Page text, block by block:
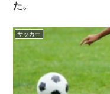
た。
サッカー